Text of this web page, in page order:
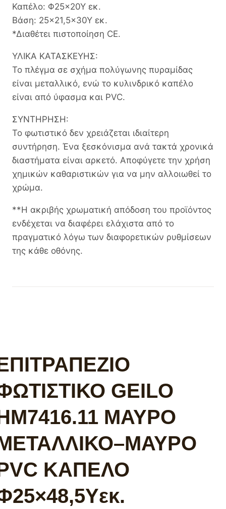
Καπέλο: Φ25×20Υ εκ.
Βάση: 25×21,5×30Υ εκ.
*Διαθέτει πιστοποίηση CE.
ΥΛΙΚΑ ΚΑΤΑΣΚΕΥΗΣ:
Το πλέγμα σε σχήμα πολύγωνης πυραμίδας
είναι μεταλλικό, ενώ το κυλινδρικό καπέλο
είναι από ύφασμα και PVC.
ΣΥΝΤΗΡΗΣΗ:
Το φωτιστικό δεν χρειάζεται ιδιαίτερη
συντήρηση. Ένα ξεσκόνισμα ανά τακτά χρονικά
διαστήματα είναι αρκετό. Αποφύγετε την χρήση
χημικών καθαριστικών για να μην αλλοιωθεί το
χρώμα.
**Η ακριβής χρωματική απόδοση του προϊόντος
ενδέχεται να διαφέρει ελάχιστα από το
πραγματικό λόγω των διαφορετικών ρυθμίσεων
της κάθε οθόνης.
GEILO
ΜΑΥΡΟ
ΚΑΠΕΛΟ